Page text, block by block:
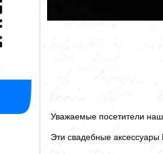
Уважаемые посетители
Эти свадебные